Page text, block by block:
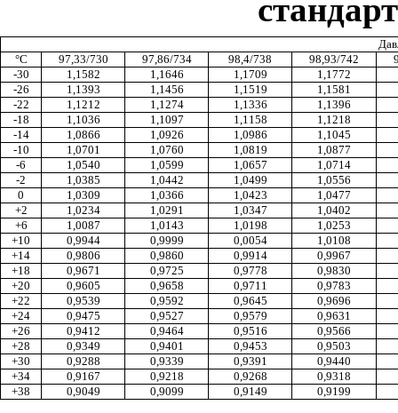
°С 97,33/730 97,86/734 98,4/738 98,93/742
-30 1,1582 1,1646 1,1709
1,1772
-26 1,1393 1,1456 1,1519
1,1581
-22 1,1212 1,1274 1,1336
1,1396
-18 1,1036 1,1097 1,1158
1,1218
-14 1,0866 1,0926 1,0986
1,1045
-10 1,0701 1,0760 1,0819
1,0877
-6
1,0540 1,0599 1,0657
1,0714
-2
1,0385 1,0442 1,0499
1,0556
0
1,0309 1,0366 1,0423
1,0477
+2
1,0234 1,0291 1,0347
1,0402
+6
1,0087 1,0143 1,0198
1,0253
+10
0,9944 0,9999 0,0054
1,0108
+14
0,9806 0,9860 0,9914
0,9967
+18
0,9671 0,9725 0,9778
0,9830
+20
0,9605 0,9658 0,9711
0,9783
+22
0,9539 0,9592 0,9645
0,9696
+24
0,9475 0,9527 0,9579
0,9631
+26
0,9412 0,9464 0,9516
0,9566
+28
0,9349 0,9401 0,9453
0,9503
+30
0,9288 0,9339 0,9391
0,9440
+34
0,9167 0,9218 0,9268 0,9318
+38
0,9049 0,9099 0,9149 0,9199